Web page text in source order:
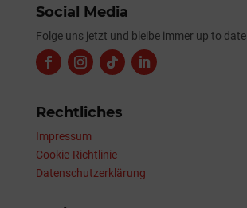
Social Media
Folge uns jetzt und bleibe immer up to date.
Rechtliches
Impressum
Cookie-Richtlinie
Datenschutzerklärung